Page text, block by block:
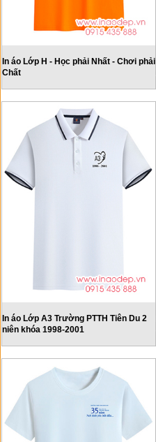
In áo Lớp H - Học phải Nhất - Chơi phải
Chất
In áo Lớp A3 Trường PTTH Tiên Du 2
niên khóa 1998-2001